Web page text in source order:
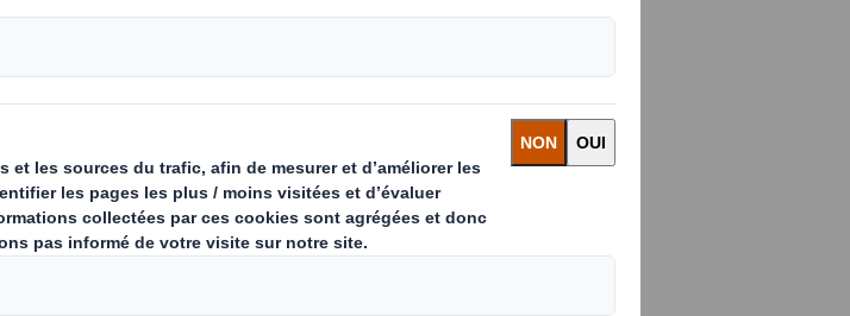
d’euros dans notre papeterie de
de nos eaux usées en
l’eau rejetée et franchir une
de nos objectifs de réduction